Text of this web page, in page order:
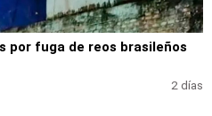
por fuga de reos brasileños
2 días